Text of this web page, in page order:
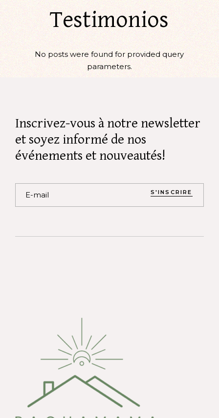
Testimonios
No posts were found for provided query
parameters.
Inscrivez-vous à notre newsletter
et soyez informé de nos
événements et nouveautés!
S'INSCRIRE